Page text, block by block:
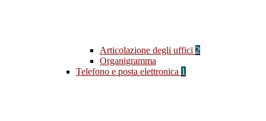
Articolazione degli uffici 2
Organigramma
Telefono e posta elettronica 1